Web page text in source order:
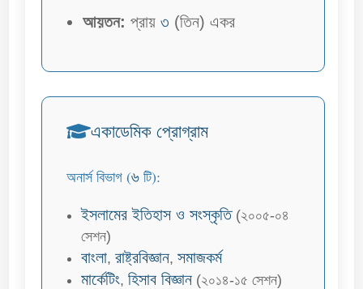
আয়তন: প্রায়৩ (তিন) একর
একাডেমিক প্রোগ্রাম
অনার্স বিভাগ (৬ টি):
ইসলামের ইতিহাস ও সংস্কৃতি(২০০৫-০৪
সেশন)
বাংলা,রাষ্ট্রবিজ্ঞান,সমাজকর্ম
মার্কেটিং,হিসাব বিজ্ঞান (২০১৪-১৫ সেশন)